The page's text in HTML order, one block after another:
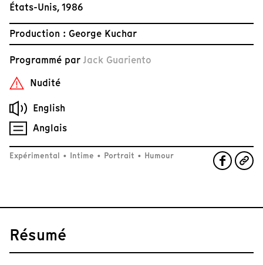
États-Unis, 1986
Production : George Kuchar
Programmé par Jack Guariento
Nudité
English
Anglais
Expérimental • Intime • Portrait • Humour
Résumé